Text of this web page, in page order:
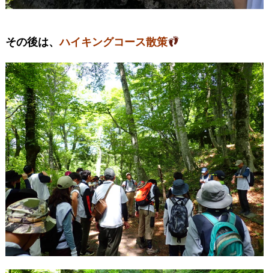
その後は、ハイキングコース散策